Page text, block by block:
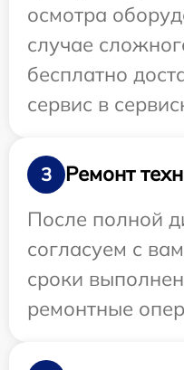
осмотра
случае
бесплатно
сервис в
3
Ремонт
После полной
согласуем с
сроки
ремонтные